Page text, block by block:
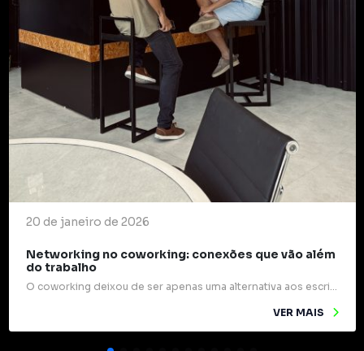
20 de janeiro de 2026
Networking no coworking: conexões que vão além
do trabalho
O coworking deixou de ser apenas uma alternativa aos escritórios tradicionais e passou a ocupar um papel estratégico na forma como profissionais e empresas se relacionam. Mais do que mesas compartilhadas e internet rápida, esses espaços são verdadeiros pontos de encontro para ideias, experiências e oportunidades. Um dos grandes diferenciais do coworking é o networking […]
VER MAIS